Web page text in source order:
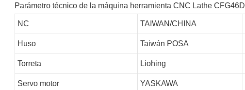
Parámetro técnico de la máquina herramienta CNC Lathe CFG46D
NC TAIWAN/CHINA
Huso Taiwán POSA
Torreta Liohing
Servo motor YASKAWA